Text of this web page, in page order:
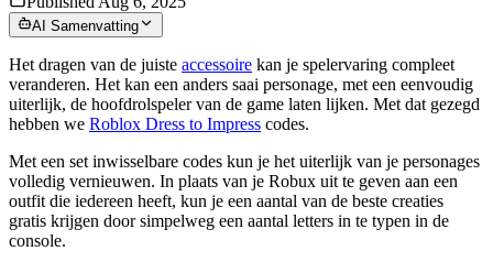
AI Samenvatting
Het dragen van de juiste accessoire kan je spelervaring compleet
veranderen. Het kan een anders saai personage, met een eenvoudig
uiterlijk, de hoofdrolspeler van de game laten lijken. Met dat gezegd
hebben we Roblox Dress to Impress codes.
Met een set inwisselbare codes kun je het uiterlijk van je personages
volledig vernieuwen. In plaats van je Robux uit te geven aan een
outfit die iedereen heeft, kun je een aantal van de beste creaties
gratis krijgen door simpelweg een aantal letters in te typen in de
console.